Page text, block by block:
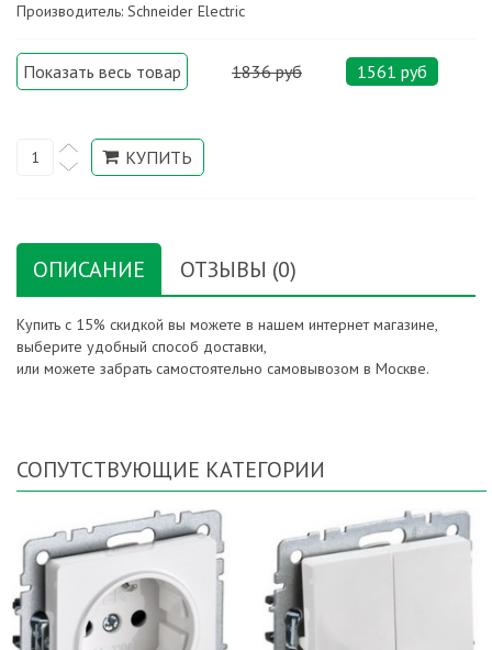
Производитель: Schneider Electric
Показать весь товар 1836 руб 1561 руб
ОПИСАНИЕ ОТЗЫВЫ (0)
Купить с 15% скидкой вы можете в нашем интернет магазине,
выберите удобный способ доставки,
или можете забрать самостоятельно самовывозом в Москве.
СОПУТСТВУЮЩИЕ КАТЕГОРИИ